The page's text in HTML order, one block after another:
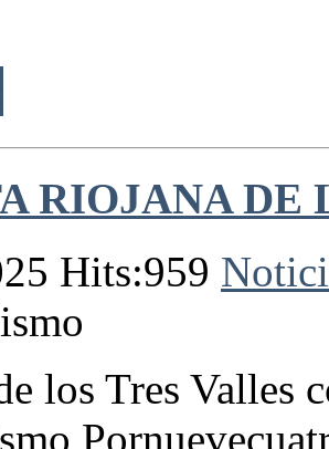
RIOJANA DE
Hits:959
los Tres Valles